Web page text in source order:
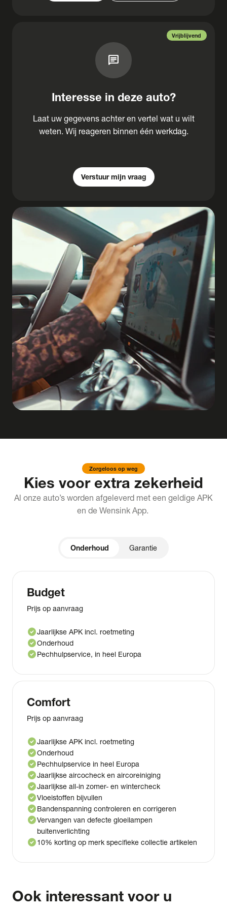
Vrijblijvend
chat
Interesse in deze auto?
Laat uw gegevens achter en vertel wat u wilt
weten. Wij reageren binnen één werkdag.
Verstuur mijn vraag
Zorgeloos op weg
Kies voor extra zekerheid
Al onze auto’s worden afgeleverd met een geldige APK
en de Wensink App.
Onderhoud Garantie
Budget
Prijs op aanvraag
check_circleJaarlijkse APK incl. roetmeting
check_circleOnderhoud
check_circlePechhulpservice, in heel Europa
Comfort
Prijs op aanvraag
check_circleJaarlijkse APK incl. roetmeting
check_circleOnderhoud
check_circlePechhulpservice in heel Europa
check_circleJaarlijkse aircocheck en aircoreiniging
check_circleJaarlijkse all-in zomer- en wintercheck
check_circleVloeistoffen bijvullen
check_circleBandenspanning controleren en corrigeren
check_circleVervangen van defecte gloeilampen
buitenverlichting
check_circle10% korting op merk specifieke collectie artikelen
Ook interessant voor u